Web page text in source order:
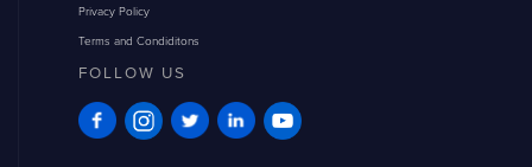
Privacy Policy
Terms and Condiditons
FOLLOW US